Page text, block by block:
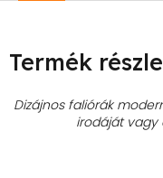
Termék
Dizájnos faliórák
irodáját vagy